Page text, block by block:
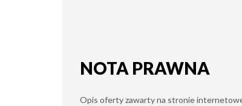
NOTA PRAWNA
Opis oferty zawarty na stronie